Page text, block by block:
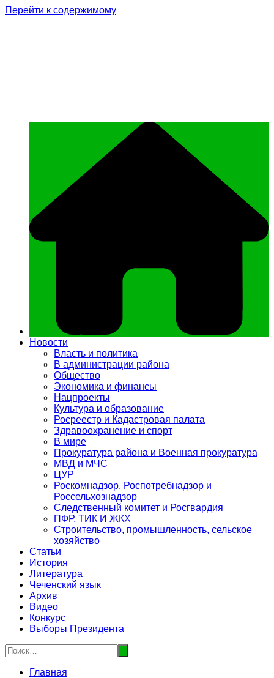
Перейти к содержимому
Новости
Власть и политика
В администрации района
Общество
Экономика и финансы
Нацпроекты
Культура и образование
Росреестр и Кадастровая палата
Здравоохранение и спорт
В мире
Прокуратура района и Военная прокуратура
МВД и МЧС
ЦУР
Роскомнадзор, Роспотребнадзор и
Россельхознадзор
Следственный комитет и Росгвардия
ПФР, ТИК И ЖКХ
Строительство, промышленность, сельское
хозяйство
Статьи
История
Литература
Чеченский язык
Архив
Видео
Конкурс
Выборы Президента
Главная